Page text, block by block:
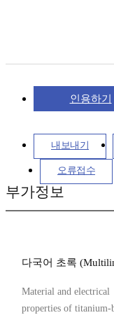
인용하기
내보내기
오류접수
부가정보
다국어 초록
Material and electrical
properties of titanium-